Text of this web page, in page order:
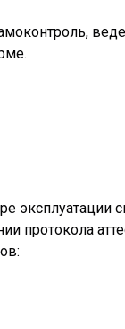
эксплуатации
протокола